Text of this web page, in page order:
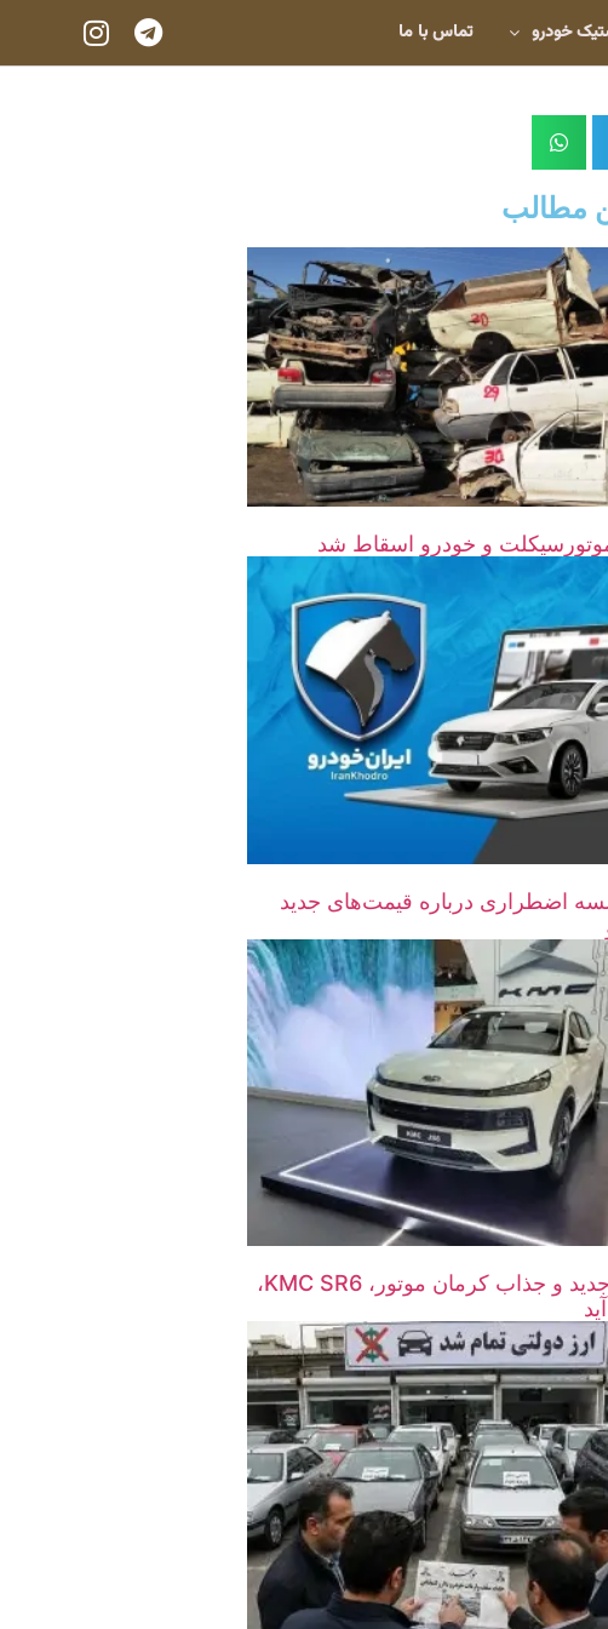
خودرو تماس با ما
مطالب
اضطراری درباره قیمت‌های جدید
شاسی‌بلند جدید و جذاب کرمان موتور، KMC SR6،